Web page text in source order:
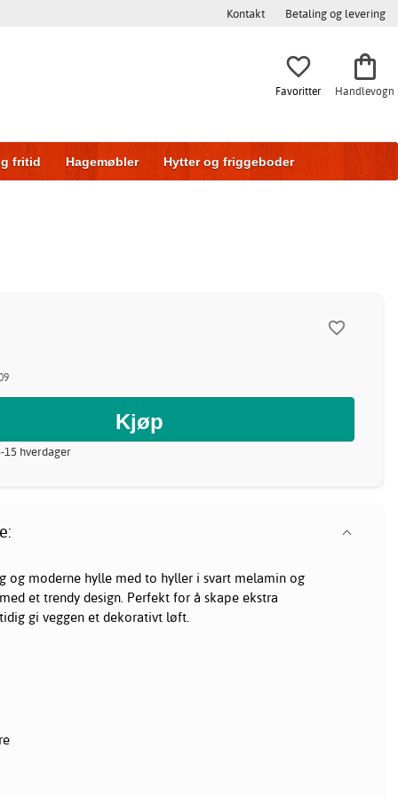
Kontakt Betaling og levering
Favoritter Handlevogn
fritid Hagemøbler Hytter og friggeboder
15 hverdager
og moderne hylle med to hyller i svart melamin og
et trendy design. Perfekt for å skape ekstra
gi veggen et dekorativt løft.